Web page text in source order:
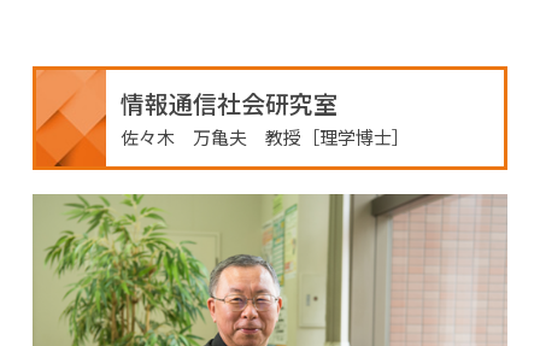
情報通信社会研究室
佐々木 万亀夫 教授［理学博士］